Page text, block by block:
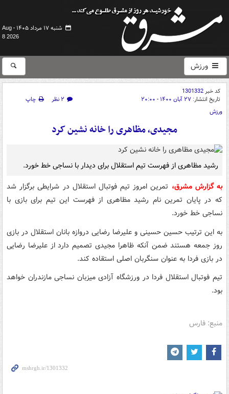
شنبه ۱۷ مرداد ۱۴۰۵ -
Aug
8 2026
ورزش
کد خبر1301332
تاریخ انتشار: ۲۷ آبان ۱۴۰۰ - ۲۰:۰۰ ۲ نظر
چاپ
ورزش
مجیدی، مظاهری را خانه نشین کرد
رشید مظاهری از فهرست تیم استقلال برای دیدار با نساجی خط خورد.
به گزارش مشرق، تمرین امروز تیم فوتبال استقلال در شرایطی برگزار شد
که در پایان تمرین نام رشید مظاهری از فهرست این تیم برای بازی با
نساجی خط خورد.
به این ترتیب حسین حسینی و علیرضا رضایی دروازه بانان استقلال در بازی
روز جمعه هستند ضمن آنکه ظاهرا مجیدی تصمیم دارد از علیرضا رضایی
در بازی فردا به عنوان سنگربان اصلی استقاده کند.
تیم فوتبال استقلال فردا در ورزشگاه آزادی میزبان نساجی مازندران خواهد
بود.
منبع: فارس